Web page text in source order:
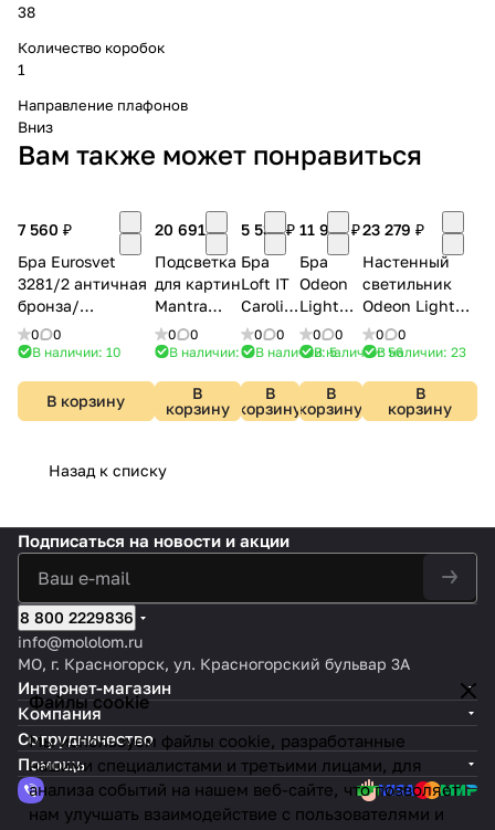
38
Количество коробок
1
Направление плафонов
Вниз
Вам также может понравиться
7 560 ₽
Бра Eurosvet
3281/2 античная
бронза/
прозрачный
хрусталь
0
0
В наличии: 10
В корзину
20 691 ₽
Подсветка
для картин
Mantra
Paracuru
6385
0
0
В наличии: 3
В
корзину
5 530 ₽
Бра
Loft IT
Carolina
10582W/A
0
0
В наличии: 5
В
корзину
11 918 ₽
Бра
Odeon
Light
Frida
4352/5WL
0
0
В наличии: 56
В
корзину
23 279 ₽
Настенный
светильник
Odeon Light
HIGHTECH
7115/30WL
0
0
В наличии: 23
В
корзину
Назад к списку
Файлы cookie
Мы используем файлы cookie, разработанные
нашими специалистами и третьими лицами, для
анализа событий на нашем веб-сайте, что позволяет
нам улучшать взаимодействие с пользователями и
Подписаться на новости и акции
8 800 2229836
info@mololom.ru
МО, г. Красногорск, ул. Красногорский бульвар 3А
Интернет-магазин
Компания
Сотрудничество
Помощь